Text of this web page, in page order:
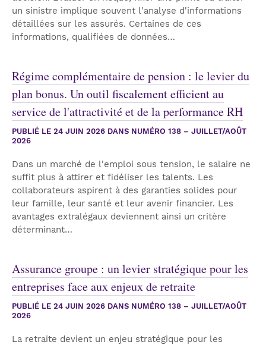
un sinistre implique souvent l'analyse d'informations
détaillées sur les assurés. Certaines de ces
informations, qualifiées de données…
Régime complémentaire de pension : le levier du
plan bonus. Un outil fiscalement efficient au
service de l'attractivité et de la performance RH
PUBLIÉ LE 24 JUIN 2026 DANS NUMÉRO 138 – JUILLET/AOÛT
2026
Dans un marché de l'emploi sous tension, le salaire ne
suffit plus à attirer et fidéliser les talents. Les
collaborateurs aspirent à des garanties solides pour
leur famille, leur santé et leur avenir financier. Les
avantages extralégaux deviennent ainsi un critère
déterminant…
Assurance groupe : un levier stratégique pour les
entreprises face aux enjeux de retraite
PUBLIÉ LE 24 JUIN 2026 DANS NUMÉRO 138 – JUILLET/AOÛT
2026
La retraite devient un enjeu stratégique pour les